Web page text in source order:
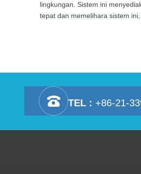
lingkungan. Sistem ini
tepat dan memelihara sistem
TEL : +86-21-